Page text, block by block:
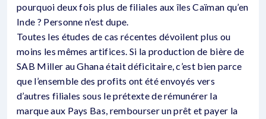
pourquoi deux fois plus de filiales aux îles Caïman qu’en
Inde ? Personne n’est dupe.
Toutes les études de cas récentes dévoilent plus ou
moins les mêmes artifices. Si la production de bière de
SAB Miller au Ghana était déficitaire, c’est bien parce
que l’ensemble des profits ont été envoyés vers
d’autres filiales sous le prétexte de rémunérer la
marque aux Pays Bas, rembourser un prêt et payer la